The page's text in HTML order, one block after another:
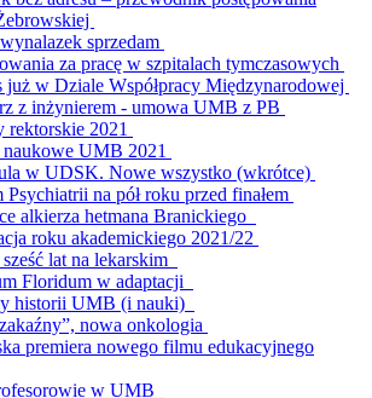
sprzedam
za pracę w szpitalach tymczasowych
już w Dziale Współpracy Międzynarodowej
z inżynierem - umowa UMB z PB
rektorskie 2021
naukowe UMB 2021
w UDSK. Nowe wszystko (wkrótce)
Psychiatrii na pół roku przed finałem
alkierza hetmana Branickiego
roku akademickiego 2021/22
lat na lekarskim
Floridum w adaptacji
historii UMB (i nauki)
nowa onkologia
premiera nowego filmu edukacyjnego
w UMB